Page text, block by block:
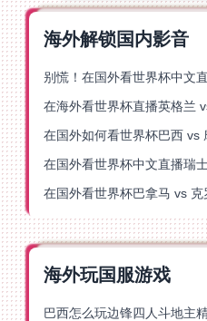
海外解锁国内影音
海外玩国服游戏